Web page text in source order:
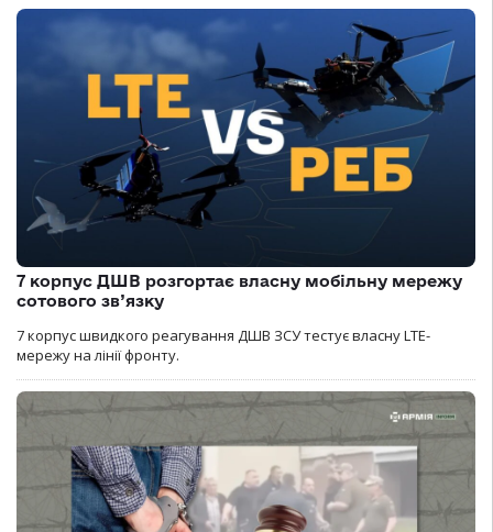
7 корпус ДШВ розгортає власну мобільну мережу
сотового зв’язку
7 корпус швидкого реагування ДШВ ЗСУ тестує власну LTE-
мережу на лінії фронту.